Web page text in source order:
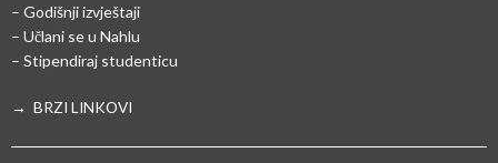
– Godišnji izvještaji
– Učlani se u Nahlu
– Stipendiraj studenticu
→ BRZI LINKOVI